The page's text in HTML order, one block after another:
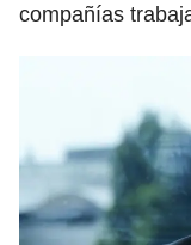
compañías